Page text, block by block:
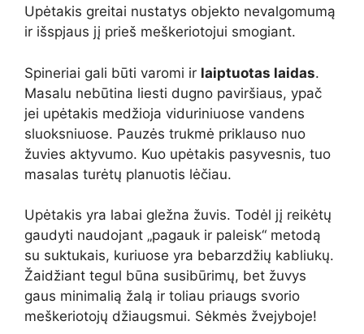
Upėtakis greitai nustatys objekto nevalgomumą
ir išspjaus jį prieš meškeriotojui smogiant.
Spineriai gali būti varomi ir laiptuotas laidas.
Masalu nebūtina liesti dugno paviršiaus, ypač
jei upėtakis medžioja viduriniuose vandens
sluoksniuose. Pauzės trukmė priklauso nuo
žuvies aktyvumo. Kuo upėtakis pasyvesnis, tuo
masalas turėtų planuotis lėčiau.
Upėtakis yra labai gležna žuvis. Todėl jį reikėtų
gaudyti naudojant „pagauk ir paleisk“ metodą
su suktukais, kuriuose yra bebarzdžių kabliukų.
Žaidžiant tegul būna susibūrimų, bet žuvys
gaus minimalią žalą ir toliau priaugs svorio
meškeriotojų džiaugsmui. Sėkmės žvejyboje!